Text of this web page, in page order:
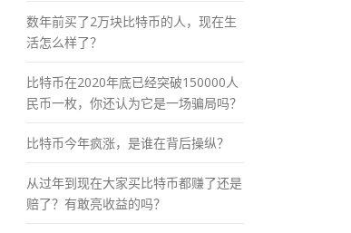
数年前买了2万块比特币的人，现在生
活怎么样了？
比特币在2020年底已经突破150000人
民币一枚，你还认为它是一场骗局吗？
比特币今年疯涨，是谁在背后操纵？
从过年到现在大家买比特币都赚了还是
赔了？有敢亮收益的吗？